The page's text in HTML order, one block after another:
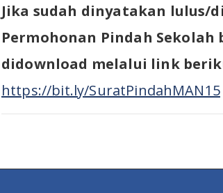
Jika sudah dinyatakan lulus/
Permohonan Pindah Sekolah
didownload melalui link
https://bit.ly/SuratPindahMAN15